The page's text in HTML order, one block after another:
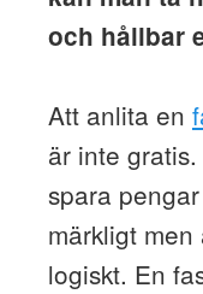
och hållbar
Att anlita en
är inte
spara
märkligt
logiskt. En